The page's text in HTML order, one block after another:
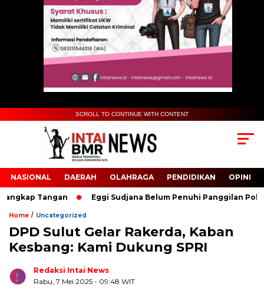
SCROLL TO CONTINUE WITH CONTENT
NASIONAL DAERAH OLAHRAGA PENDIDIKAN OPINI
Tangan Eggi Sudjana Belum Penuhi Panggilan Polisi
Home / Uncategorized
DPD Sulut Gelar Rakerda, Kaban
Kesbang: Kami Dukung SPRI
Redaksi Intai News
Rabu, 7 Mei 2025 - 09:48 WIT
Biru Kuning Geometris Modern Rekrutmen Staf
Kantor Poster Horizontal